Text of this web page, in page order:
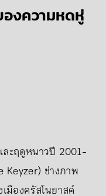
องความหดหู่
ะฤดูหนาวปี 2001-
Keyzer) ช่างภาพ
มืองครัสโนยาสค์